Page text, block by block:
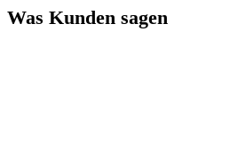
Was Kunden sagen